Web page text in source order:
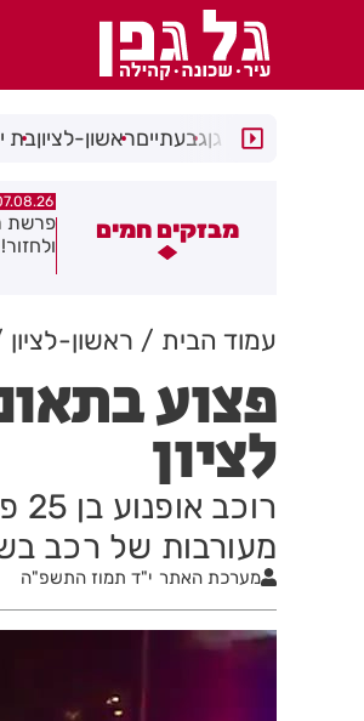
רמת גןגבעתייםראשון-לציוןבת
מבזקים חמים
פרשת ראה - להגיע לקומה 20
פצוע
עמוד הבית ראשון-לציון
פצוע
לציון
מעורבות של רכב
מערכת האתר י"ד תמוז התשפ"ה